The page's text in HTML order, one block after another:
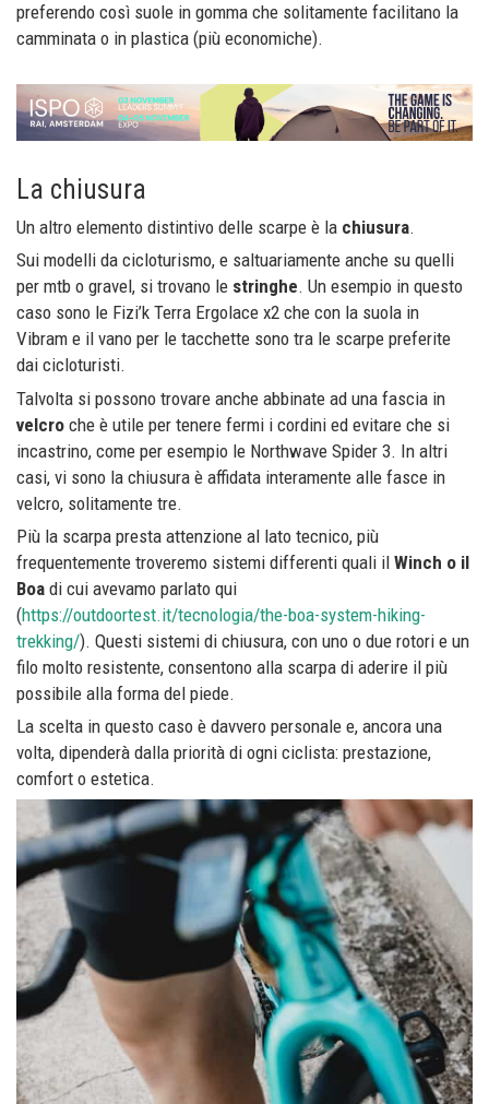
preferendo così suole in gomma che solitamente facilitano la
camminata o in plastica (più economiche).
La chiusura
Un altro elemento distintivo delle scarpe è la chiusura.
Sui modelli da cicloturismo, e saltuariamente anche su quelli
per mtb o gravel, si trovano le stringhe. Un esempio in questo
caso sono le Fizi’k Terra Ergolace x2 che con la suola in
Vibram e il vano per le tacchette sono tra le scarpe preferite
dai cicloturisti.
Talvolta si possono trovare anche abbinate ad una fascia in
velcro che è utile per tenere fermi i cordini ed evitare che si
incastrino, come per esempio le Northwave Spider 3. In altri
casi, vi sono la chiusura è affidata interamente alle fasce in
velcro, solitamente tre.
Più la scarpa presta attenzione al lato tecnico, più
frequentemente troveremo sistemi differenti quali il Winch o il
Boa di cui avevamo parlato qui
(https://outdoortest.it/tecnologia/the-boa-system-hiking-
trekking/). Questi sistemi di chiusura, con uno o due rotori e un
filo molto resistente, consentono alla scarpa di aderire il più
possibile alla forma del piede.
La scelta in questo caso è davvero personale e, ancora una
volta, dipenderà dalla priorità di ogni ciclista: prestazione,
comfort o estetica.